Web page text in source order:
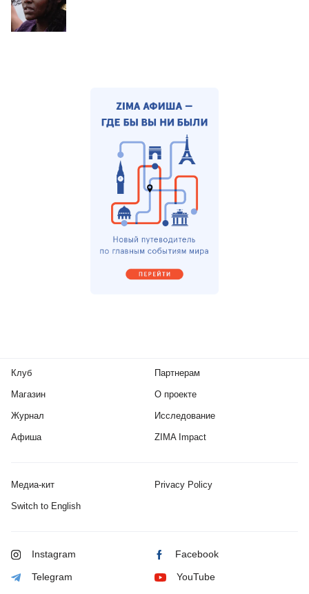
Клуб
Магазин
Журнал
Афиша
Партнерам
О проекте
Исследование
ZIMA Impact
Медиа-кит Privacy Policy
Switch to English
Instagram Facebook
Telegram YouTube